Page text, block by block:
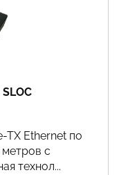
TX Ethernet по
с
технол...